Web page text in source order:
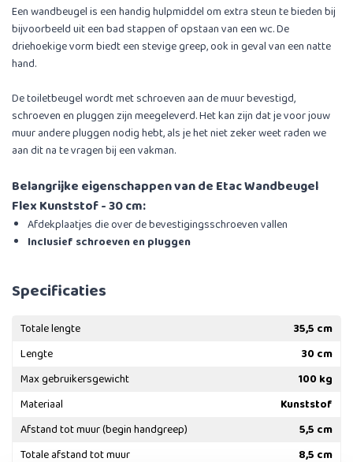
Een wandbeugel is een handig hulpmiddel om extra steun te bieden bij
bijvoorbeeld uit een bad stappen of opstaan van een wc. De
driehoekige vorm biedt een stevige greep, ook in geval van een natte
hand.
De toiletbeugel wordt met schroeven aan de muur bevestigd,
schroeven en pluggen zijn meegeleverd. Het kan zijn dat je voor jouw
muur andere pluggen nodig hebt, als je het niet zeker weet raden we
aan dit na te vragen bij een vakman.
Belangrijke eigenschappen van de Etac Wandbeugel
Flex Kunststof - 30 cm:
Afdekplaatjes die over de bevestigingsschroeven vallen
Inclusief schroeven en pluggen
Specificaties
Totale lengte
35,5 cm
Lengte
30 cm
Max gebruikersgewicht
100 kg
Materiaal
Kunststof
Afstand tot muur (begin handgreep)
5,5 cm
Totale afstand tot muur
8,5 cm